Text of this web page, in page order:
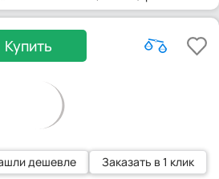
Купить
дешевле Заказать в 1 клик